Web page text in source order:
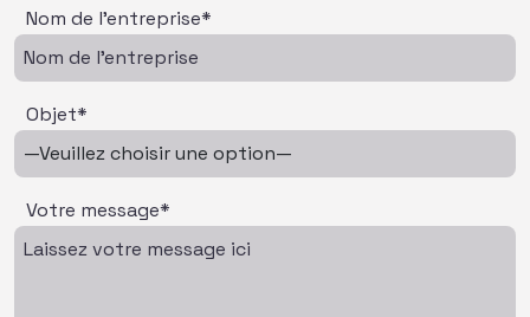
Nom de l'entreprise*
Objet*
Votre message*